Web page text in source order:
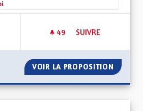
49 49 ABONNÉS
SUIVRE
VOIR LA PROPOSITION UNE